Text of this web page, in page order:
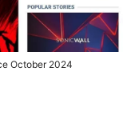
October 2024